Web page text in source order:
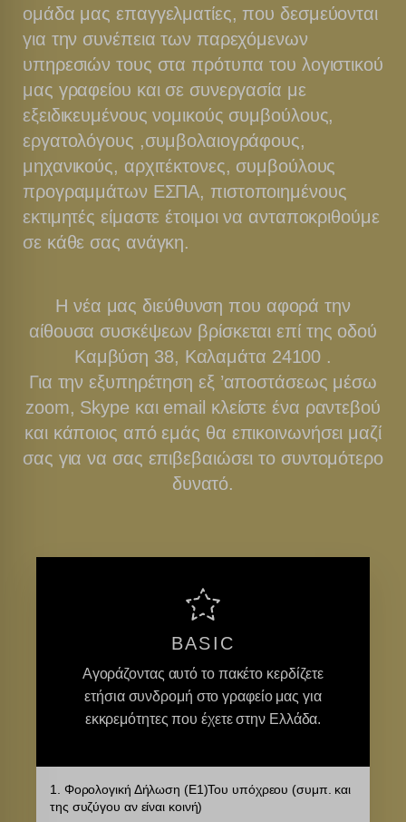
ομάδα μας επαγγελματίες, που δεσμεύονται
για την συνέπεια των παρεχόμενων
υπηρεσιών τους στα πρότυπα του λογιστικού
μας γραφείου και σε συνεργασία με
εξειδικευμένους νομικούς συμβούλους,
εργατολόγους ,συμβολαιογράφους,
μηχανικούς, αρχιτέκτονες, συμβούλους
προγραμμάτων ΕΣΠΑ, πιστοποιημένους
εκτιμητές είμαστε έτοιμοι να ανταποκριθούμε
σε κάθε σας ανάγκη.
Η νέα μας διεύθυνση που αφορά την
αίθουσα συσκέψεων βρίσκεται επί της οδού
Καμβύση 38, Καλαμάτα 24100 .
Για την εξυπηρέτηση εξ ’αποστάσεως μέσω
zoom, Skype και email κλείστε ένα ραντεβού
και κάποιος από εμάς θα επικοινωνήσει μαζί
σας για να σας επιβεβαιώσει το συντομότερο
δυνατό.
BASIC
Αγοράζοντας αυτό το πακέτο κερδίζετε
ετήσια συνδρομή στο γραφείο μας για
εκκρεμότητες που έχετε στην Ελλάδα.
1. Φορολογική Δήλωση (Ε1)Του υπόχρεου (συμπ. και
της συζύγου αν είναι κοινή)